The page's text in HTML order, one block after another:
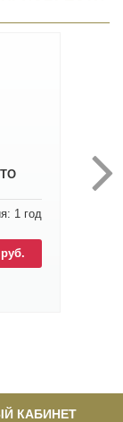
1 год
КАБИНЕТ